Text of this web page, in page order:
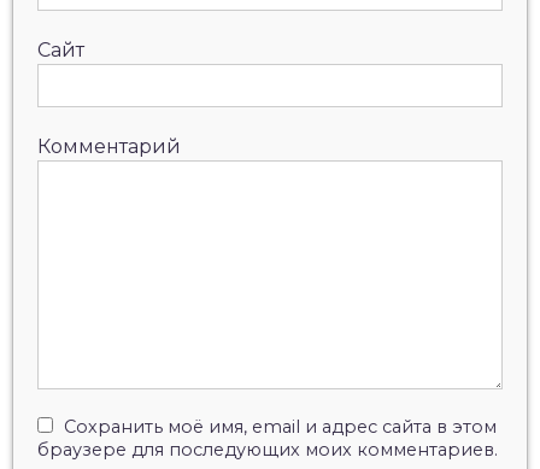
Сайт
Комментарий
Сохранить моё имя, email и адрес сайта в этом
браузере для последующих моих комментариев.